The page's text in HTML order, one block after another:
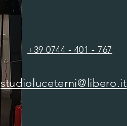
+39 0744 - 401 - 767
studioluceterni@libero.it